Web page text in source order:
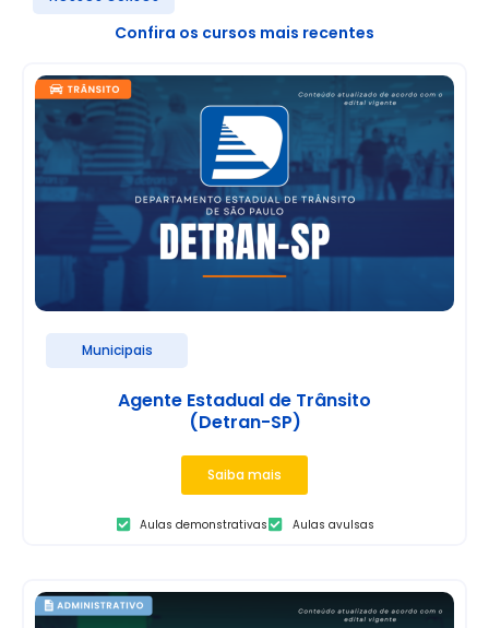
Confira os cursos mais recentes
Municipais
Agente Estadual de Trânsito
(Detran-SP)
Saiba mais
Aulas demonstrativas Aulas avulsas